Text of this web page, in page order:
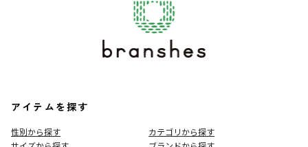
アイテムを探す
性別から探す
カテゴリから探す